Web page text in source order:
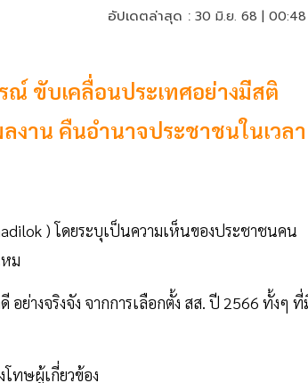
อัปเดตล่าสุด : 30 มิ.ย. 68 |
ณ์ ขับเคลื่อนประเทศอย่างมีสติ
งาน คืนอำนาจประชาชนในเวลา
) โดยระบุเป็นความเห็นของประชาชนคน
ม
อย่างจริงจัง จากการเลือกตั้ง สส. ปี 2566 ทั้งๆ ที่
โทษผู้เกี่ยวข้อง